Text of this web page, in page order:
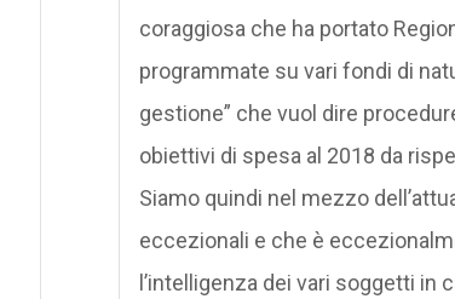
coraggiosa che ha portato
programmate su vari fondi di
gestione” che vuol dire
obiettivi di spesa al 2018 da
Siamo quindi nel mezzo
eccezionali e che è
l’intelligenza dei vari soggetti in